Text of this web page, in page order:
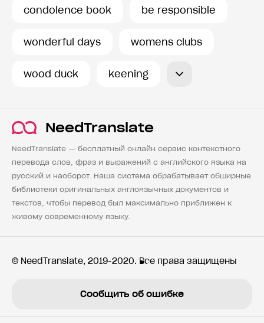
condolence book be responsible
wonderful days womens clubs
wood duck keening
NeedTranslate
NeedTranslate — бесплатный онлайн сервис контекстного
перевода слов, фраз и выражений с английского языка на
русский и наоборот. Наша система обрабатывает обширные
библиотеки оригинальных англоязычных документов и
текстов, чтобы перевод был максимально приближен к
живому современному языку.
© NeedTranslate, 2019-2020. Все права защищены
Сообщить об ошибке